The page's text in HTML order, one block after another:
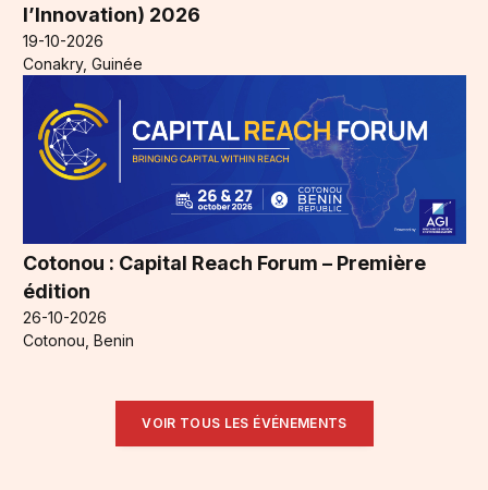
l’Innovation) 2026
19-10-2026
Conakry, Guinée
Cotonou : Capital Reach Forum – Première
édition
26-10-2026
Cotonou, Benin
VOIR TOUS LES ÉVÉNEMENTS